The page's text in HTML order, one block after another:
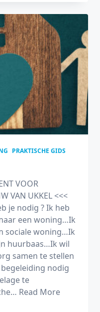
PRAKTISCHE GIDS
VOOR
VAN UKKEL <<<
je nodig ? Ik heb
een woning…Ik
sociale woning…Ik
huurbaas…Ik wil
samen te stellen
nodig
te
Read More